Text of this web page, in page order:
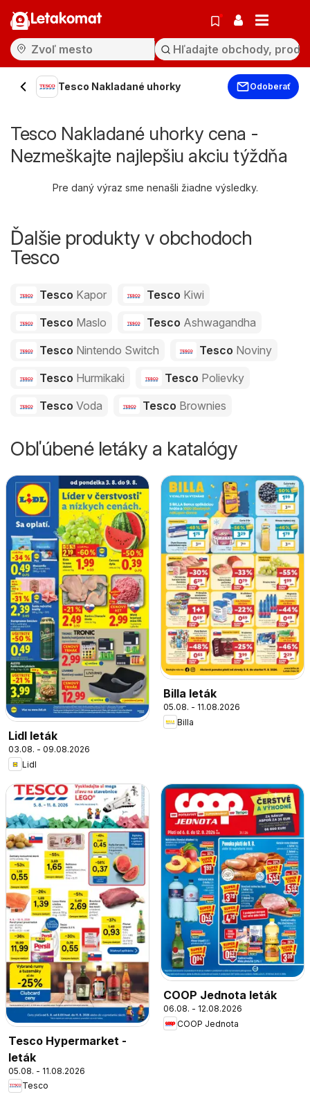
Letakomat
Tesco Nakladané uhorky Odoberať
Tesco Nakladané uhorky cena -
Nezmeškajte najlepšiu akciu týždňa
Pre daný výraz sme nenašli žiadne výsledky.
Ďalšie produkty v obchodoch
Tesco
Tesco Kapor Tesco Kiwi
Tesco Maslo Tesco Ashwagandha
Tesco Nintendo Switch Tesco Noviny
Tesco Hurmikaki Tesco Polievky
Tesco Voda Tesco Brownies
Obľúbené letáky a katalógy
Lidl leták
03.08. - 09.08.2026
Lidl
Billa leták
05.08. - 11.08.2026
Billa
Tesco Hypermarket -
leták
05.08. - 11.08.2026
Tesco
COOP Jednota leták
06.08. - 12.08.2026
COOP Jednota